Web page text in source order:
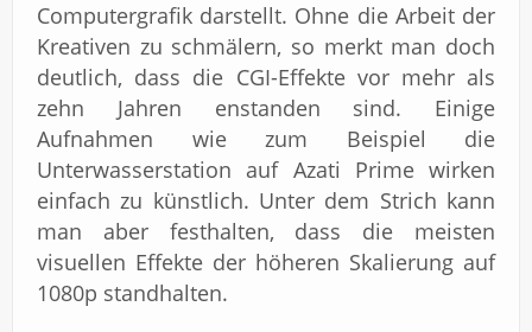
Computergrafik darstellt. Ohne die Arbeit der
Kreativen zu schmälern, so merkt man doch
deutlich, dass die CGI-Effekte vor mehr als
zehn Jahren enstanden sind. Einige
Aufnahmen wie zum Beispiel die
Unterwasserstation auf Azati Prime wirken
einfach zu künstlich. Unter dem Strich kann
man aber festhalten, dass die meisten
visuellen Effekte der höheren Skalierung auf
1080p standhalten.